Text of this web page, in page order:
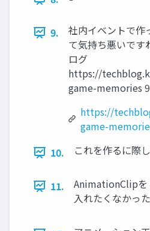
9.
社内イベントで作
て気持ち悪いです
ログ
https://
game-memories 9
https://
game-
10.
これを作るに際
11.
AnimationClipを
入れたくなかっ